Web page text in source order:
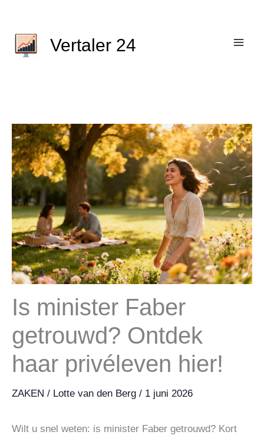
inhoud
Vertaler 24
Is minister Faber
getrouwd? Ontdek
haar privéleven hier!
ZAKEN / Lotte van den Berg / 1 juni 2026
Wilt u snel weten: is minister Faber getrouwd? Kort